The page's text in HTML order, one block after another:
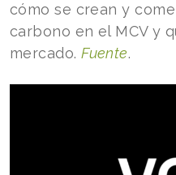
cómo se crean y
carbono en el MCV y
mercado.Fuente.